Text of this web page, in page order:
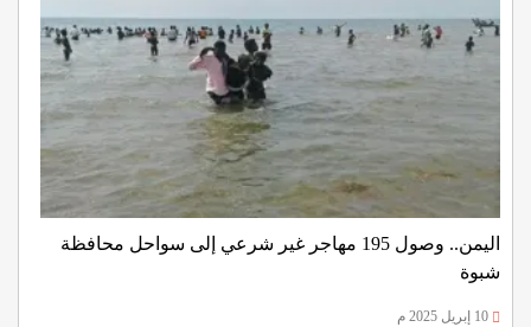
اليمن.. وصول 195 مهاجر غير شرعي إلى سواحل محافظة
شبوة